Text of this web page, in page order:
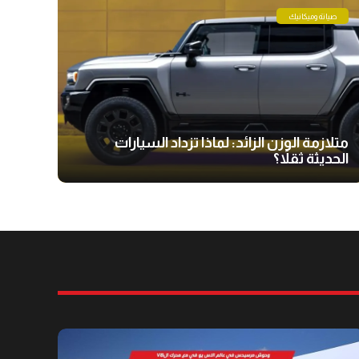
صيانة وميكانيك
متلازمة الوزن الزائد: لماذا تزداد السيارات
الحديثة ثقلاً؟